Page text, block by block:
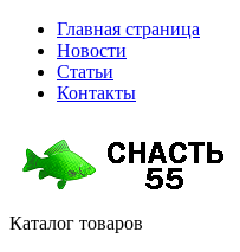
Главная страница
Новости
Статьи
Контакты
Каталог товаров